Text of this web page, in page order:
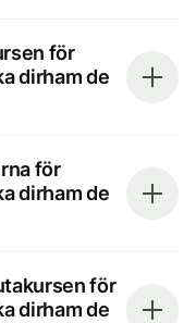
för
dirham de
för
dirham de
för
dirham de